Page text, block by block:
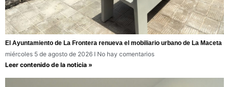
El Ayuntamiento de La Frontera renueva el mobiliario urbano de La Maceta
miércoles 5 de agosto de 2026
No hay comentarios
Leer contenido de la noticia »